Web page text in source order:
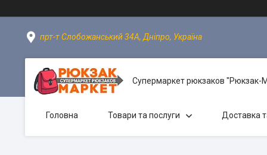
прт-т Слобожанський 34А, Дніпро, Україна
Супермаркет рюкзаков "Рюкзак-
Головна Товари та послуги Доставка